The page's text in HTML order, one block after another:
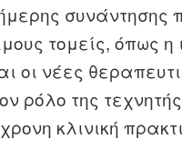
τομείς, όπως η
οι νέες
ρόλο της
κλινική